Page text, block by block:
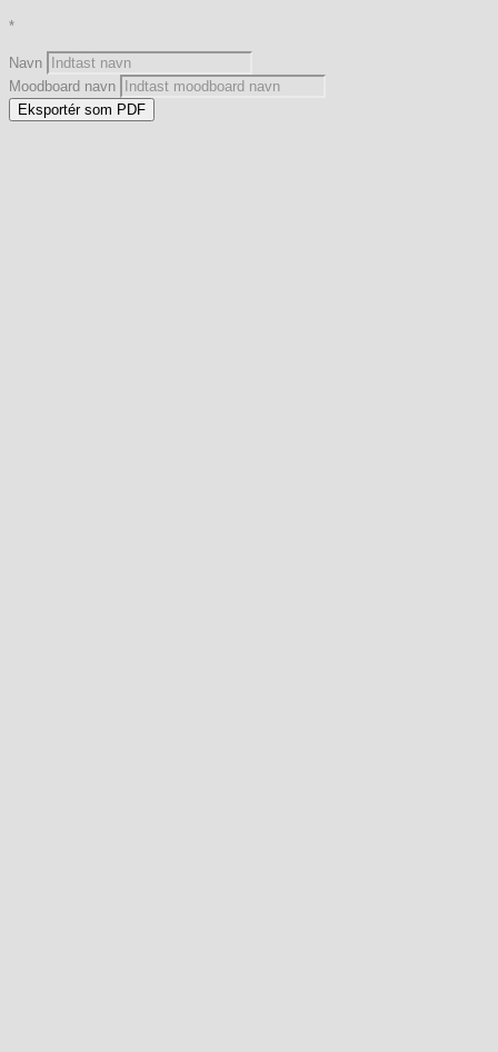
*
Navn
Moodboard navn
Eksportér som PDF